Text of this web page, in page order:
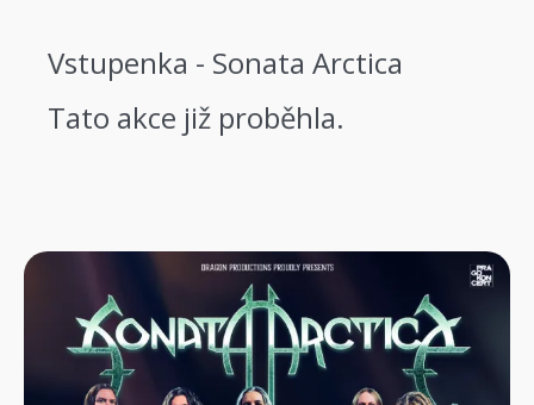
Vstupenka - Sonata Arctica
Tato akce již proběhla.